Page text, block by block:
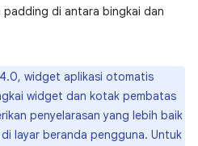
di antara bingkai dan
widget aplikasi otomatis
widget dan kotak pembatas
penyelarasan yang lebih baik
layar beranda pengguna. Untuk